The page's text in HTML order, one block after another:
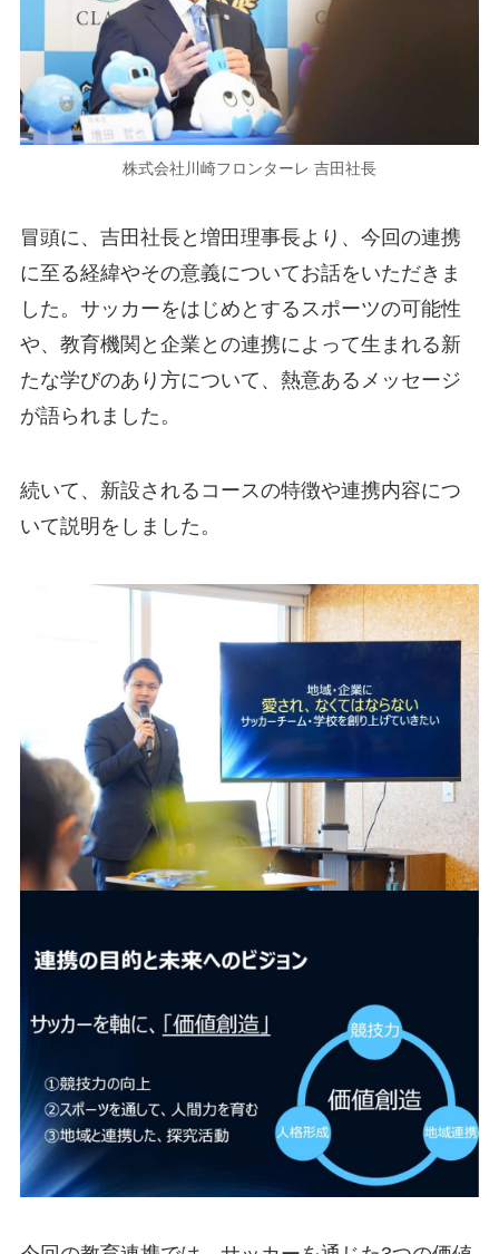
株式会社川崎フロンターレ 吉田社長
冒頭に、吉田社長と増田理事長より、今回の連携
に至る経緯やその意義についてお話をいただきま
した。サッカーをはじめとするスポーツの可能性
や、教育機関と企業との連携によって生まれる新
たな学びのあり方について、熱意あるメッセージ
が語られました。
続いて、新設されるコースの特徴や連携内容につ
いて説明をしました。